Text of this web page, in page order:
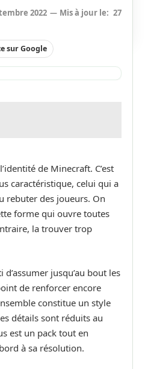
2022 Mis à jour le: 27
sur Google
de Minecraft. C’est
caractéristique, celui qui a
rebuter des joueurs. On
forme qui ouvre toutes
la trouver trop
jusqu’au bout les
de renforcer encore
constitue un style
détails sont réduits au
est un pack tout en
à sa résolution.